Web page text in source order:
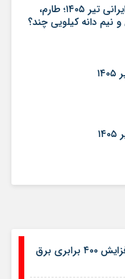
قیمت جدید انواع برنج ایرانی تیر ۱۴۰۵؛ طارم،
نیم دانه کیلویی چند؟
خبر خوب برای کشاورزان؛ افزایش ۴۰۰ برابری برق